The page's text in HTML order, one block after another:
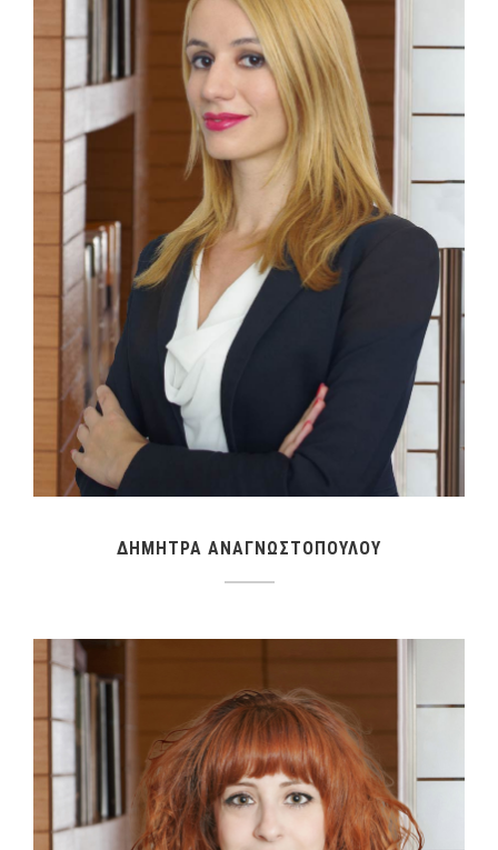
ΔΗΜΗΤΡΑ ΑΝΑΓΝΩΣΤΟΠΟΥΛΟΥ